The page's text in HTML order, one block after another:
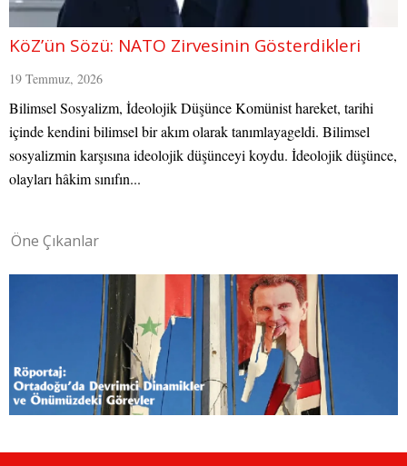
KöZ’ün Sözü: NATO Zirvesinin Gösterdikleri
19 Temmuz, 2026
Bilimsel Sosyalizm, İdeolojik Düşünce Komünist hareket, tarihi
içinde kendini bilimsel bir akım olarak tanımlayageldi. Bilimsel
sosyalizmin karşısına ideolojik düşünceyi koydu. İdeolojik düşünce,
olayları hâkim sınıfın...
Öne Çıkanlar